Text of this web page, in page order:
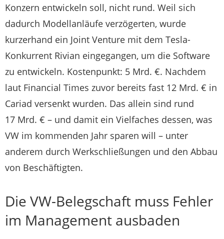
Konzern entwickeln soll, nicht rund. Weil sich
dadurch Modellanläufe verzögerten, wurde
kurzerhand ein Joint Venture mit dem Tesla-
Konkurrent Rivian eingegangen, um die Software
zu entwickeln. Kostenpunkt: 5 Mrd. €. Nachdem
laut Financial Times zuvor bereits fast 12 Mrd. € in
Cariad versenkt wurden. Das allein sind rund
17 Mrd. € – und damit ein Vielfaches dessen, was
VW im kommenden Jahr sparen will – unter
anderem durch Werkschließungen und den Abbau
von Beschäftigten.
Die VW-Belegschaft muss Fehler
im Management ausbaden